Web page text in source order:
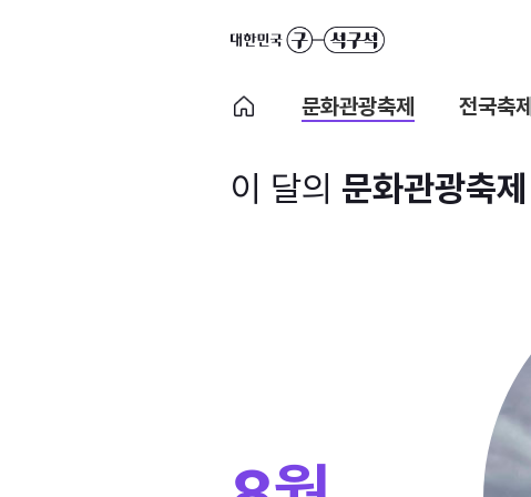
문화관광축제 전국축제
이 달의 문화관광축제